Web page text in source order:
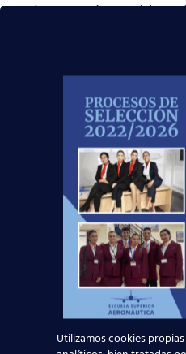
de otros países y vivir en
Si buscas una profesión
desarrollo y experiencias
TCP es para ti.No dejes
Inscríbete hoy en nuestro
disfrutar de todos estos
podrás descubrir por ti
Noticias Relacionadas
Madrid-Barajas supera
pasajeros junio: qué
quieren ser TCP
Utilizamos cookies